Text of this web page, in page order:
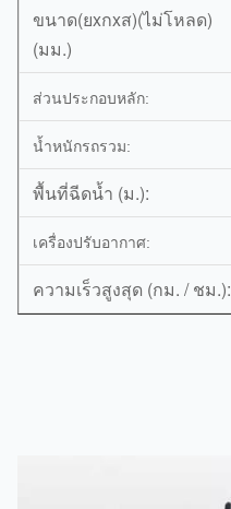
ขนาด(ยxกxส)(ไม่โหลด)
(มม.)
ส่วนประกอบหลัก:
น้ำหนักรถรวม:
พื้นที่ฉีดน้ำ (ม.):
เครื่องปรับอากาศ:
ความเร็วสูงสุด (กม. / ชม.):